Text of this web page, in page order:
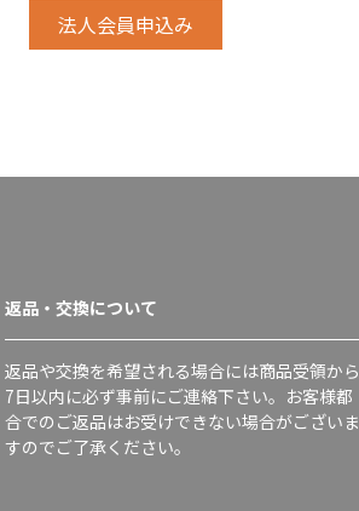
返品・交換について
返品や交換を希望される場合には商品受領から
7日以内に必ず事前にご連絡下さい。お客様都
合でのご返品はお受けできない場合がございま
すのでご了承ください。